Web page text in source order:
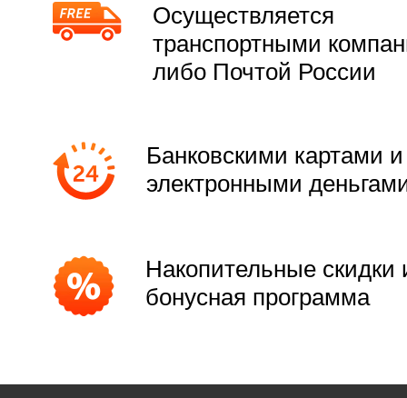
Осуществляется
транспортными
либо Почтой России
Банковскими картами и
электронными
Накопительные скидки
бонусная программа